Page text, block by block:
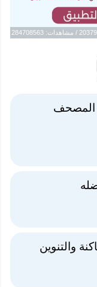
المصحف
والتنوين